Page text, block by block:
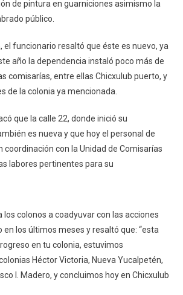
de pintura en guarniciones asimismo la
público.
el funcionario resaltó que éste es nuevo, ya
año la dependencia instaló poco más de
comisarías, entre ellas Chicxulub puerto, y
de la colonia ya mencionada.
que la calle 22, donde inició su
es nueva y que hoy el personal de
coordinación con la Unidad de Comisarías
labores pertinentes para su
los colonos a coadyuvar con las acciones
en los últimos meses y resaltó que: “esta
en tu colonia, estuvimos
Héctor Victoria, Nueva Yucalpetén,
I. Madero, y concluimos hoy en Chicxulub